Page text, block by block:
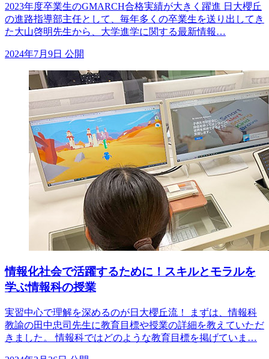
2023年度卒業生のGMARCH合格実績が大きく躍進 日大櫻丘
の進路指導部主任として、毎年多くの卒業生を送り出してき
た大山啓明先生から、大学進学に関する最新情報…
2024年7月9日 公開
情報化社会で活躍するために！スキルとモラルを
学ぶ情報科の授業
実習中心で理解を深めるのが日大櫻丘流！ まずは、情報科
教諭の田中忠司先生に教育目標や授業の詳細を教えていただ
きました。 情報科ではどのような教育目標を掲げていま…